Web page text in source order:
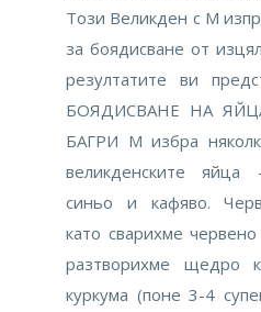
Този Великден с М
за боядисване от
резултатите ви
БОЯДИСВАНЕ НА
БАГРИ М избра
великденските
синьо и кафяво.
като сварихме
разтворихме щедро
куркума (поне 3-4